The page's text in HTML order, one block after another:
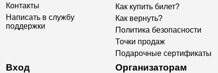
Контакты
Написать в службу
поддержки
Как купить билет?
Как вернуть?
Политика безопасности
Точки продаж
Подарочные сертификаты
Вход Организаторам